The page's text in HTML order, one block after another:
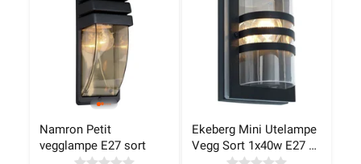
Namron Petit
vegglampe E27 sort
Ekeberg Mini Utelampe
Vegg Sort 1x40w E27